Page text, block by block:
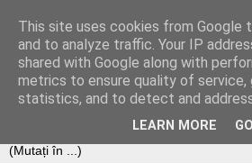
This site uses cookies from Google
and to analyze traffic. Your IP
shared with Google along with
metrics to ensure quality of service,
statistics, and to detect and
LEARN MORE